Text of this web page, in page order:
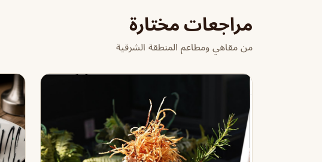
مراجعات مختارة
من مقاهي ومطاعم المنطقة الشرقية